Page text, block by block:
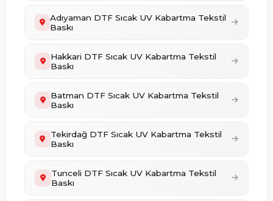
Adıyaman DTF Sıcak UV Kabartma Tekstil
Baskı
Hakkari DTF Sıcak UV Kabartma Tekstil
Baskı
Batman DTF Sıcak UV Kabartma Tekstil
Baskı
Tekirdağ DTF Sıcak UV Kabartma Tekstil
Baskı
Tunceli DTF Sıcak UV Kabartma Tekstil
Baskı